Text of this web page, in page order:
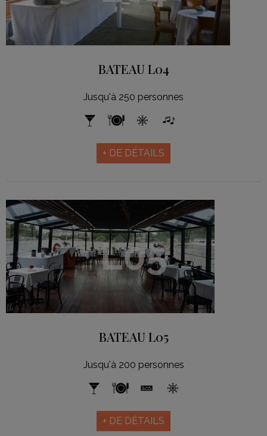
BATEAU L04
Jusqu'à 250 personnes
+ DE DÉTAILS
L05
BATEAU L05
Jusqu'à 200 personnes
+ DE DÉTAILS